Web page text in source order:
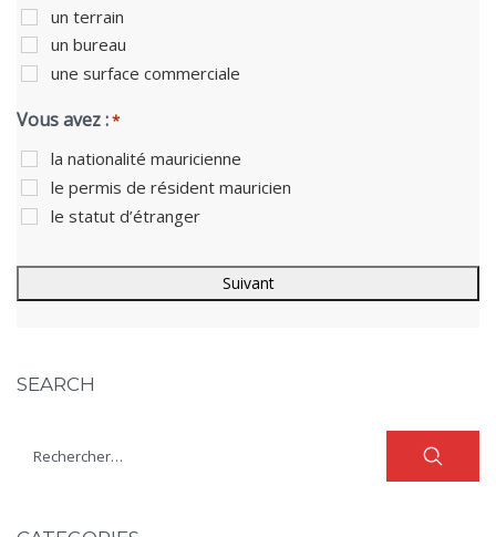
un terrain
un bureau
une surface commerciale
Vous avez :*
la nationalité mauricienne
le permis de résident mauricien
le statut d’étranger
SEARCH